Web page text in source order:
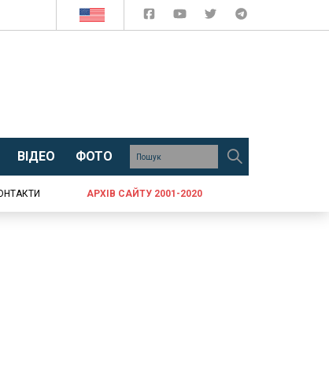
ВІДЕО ФОТО
АРХІВ САЙТУ 2001-2020